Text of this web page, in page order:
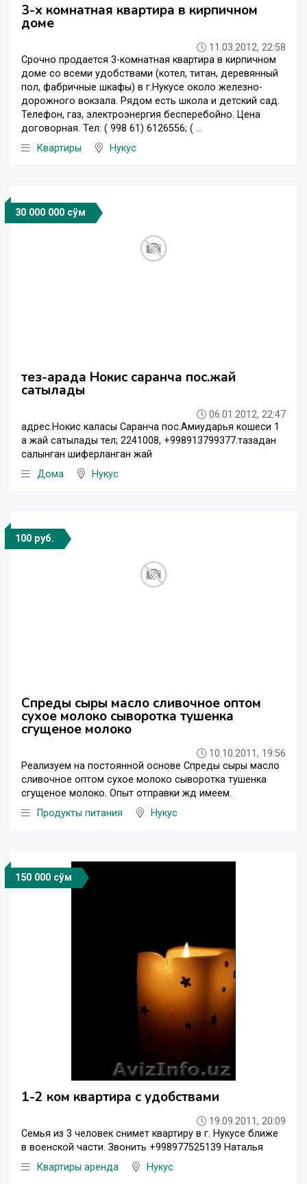
3-х комнатная квартира в кирпичном
доме
11.03.2012, 22:58
Срочно продается 3-комнатная квартира в кирпичном
доме со всеми удобствами (котел, титан, деревянный
пол, фабричные шкафы) в г.Нукусе около железно-
дорожного вокзала. Рядом есть школа и детский сад.
Телефон, газ, электроэнергия бесперебойно. Цена
договорная. Тел: ( 998 61) 6126556; ( ...
Квартиры
Нукус
30 000 000 сўм
тез-арада Нокис саранча пос.жай
сатылады
06.01.2012, 22:47
адрес.Нокис каласы Саранча пос.Амиударья кошеси 1
а жай сатылады тел; 2241008, +998913799377.тазадан
салынган шиферланган жай
Дома
Нукус
100 руб.
Спреды сыры масло сливочное оптом
сухое молоко сыворотка тушенка
сгущеное молоко
10.10.2011, 19:56
Реализуем на постоянной основе Спреды сыры масло
сливочное оптом сухое молоко сыворотка тушенка
сгущеное молоко. Опыт отправки жд имеем.
Продукты питания
Нукус
150 000 сўм
1-2 ком квартира с удобствами
19.09.2011, 20:09
Семья из 3 человек снимет квартиру в г. Нукусе ближе
в военской части. Звонить +998977525139 Наталья
Квартиры аренда
Нукус